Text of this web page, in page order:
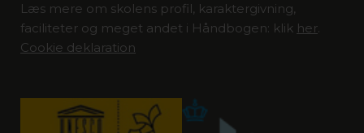
Læs mere om skolens profil, karaktergivning,
faciliteter og meget andet i Håndbogen: klik her.
Cookie deklaration